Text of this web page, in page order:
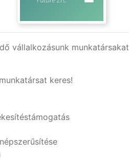
vállalkozásunk munkatársakat
keres!